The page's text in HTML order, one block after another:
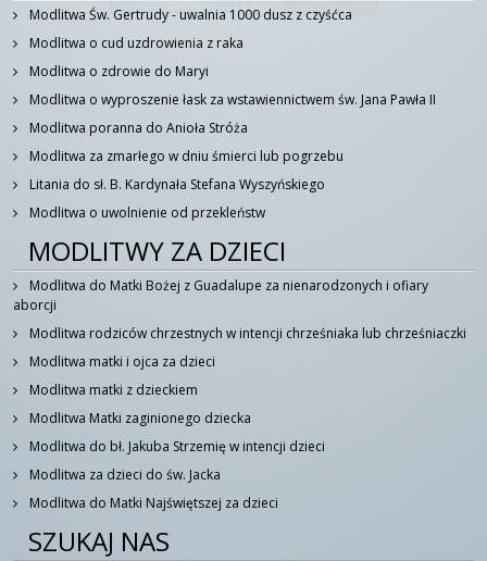
Modlitwa Św. Gertrudy - uwalnia 1000 dusz z czyśćca
Modlitwa o cud uzdrowienia z raka
Modlitwa o zdrowie do Maryi
Modlitwa o wyproszenie łask za wstawiennictwem św. Jana Pawła II
Modlitwa poranna do Anioła Stróża
Modlitwa za zmarłego w dniu śmierci lub pogrzebu
Litania do sł. B. Kardynała Stefana Wyszyńskiego
Modlitwa o uwolnienie od przekleństw
MODLITWY ZA DZIECI
Modlitwa do Matki Bożej z Guadalupe za nienarodzonych i ofiary
aborcji
Modlitwa rodziców chrzestnych w intencji chrześniaka lub chrześniaczki
Modlitwa matki i ojca za dzieci
Modlitwa matki z dzieckiem
Modlitwa Matki zaginionego dziecka
Modlitwa do bł. Jakuba Strzemię w intencji dzieci
Modlitwa za dzieci do św. Jacka
Modlitwa do Matki Najświętszej za dzieci
SZUKAJ NAS